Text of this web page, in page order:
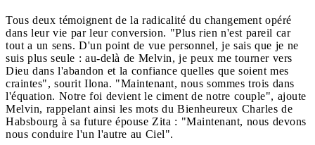
Tous deux témoignent de la radicalité du changement opéré
dans leur vie par leur conversion. "Plus rien n'est pareil car
tout a un sens. D'un point de vue personnel, je sais que je ne
suis plus seule : au-delà de Melvin, je peux me tourner vers
Dieu dans l'abandon et la confiance quelles que soient mes
craintes", sourit Ilona. "Maintenant, nous sommes trois dans
l'équation. Notre foi devient le ciment de notre couple", ajoute
Melvin, rappelant ainsi les mots du Bienheureux Charles de
Habsbourg à sa future épouse Zita : "Maintenant, nous devons
nous conduire l'un l'autre au Ciel".